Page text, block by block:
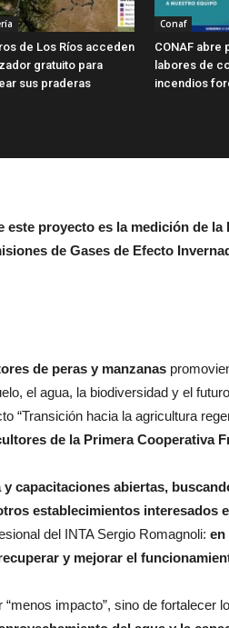
de Los Ríos acceden
gratuito para
sus praderas
Conaf
CONAF abre
labores de
incendios
este proyecto es la medición de la
de Gases de Efecto
de peras y manzanas
el agua, la biodiversidad y el
“Transición hacia la agricultura
de la Primera Cooperativa
capacitaciones abiertas,
establecimientos interesados
del INTA Sergio Romagnoli: en
y mejorar el
impacto”, sino de fortalecer